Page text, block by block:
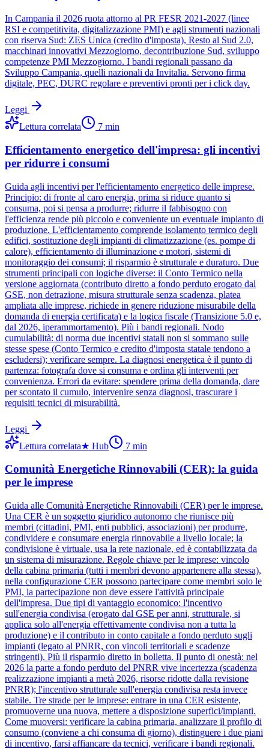
In Campania il 2026 ruota attorno al PR FESR 2021-2027 (linee
RSI e competitivita, digitalizzazione PMI) e agli strumenti nazionali
con riserva Sud: ZES Unica (credito d'imposta), Resto al Sud 2.0,
macchinari innovativi Mezzogiorno, decontribuzione Sud, sviluppo
competenze PMI Mezzogiorno. I bandi regionali passano da
Sviluppo Campania, quelli nazionali da Invitalia. Servono firma
digitale, PEC, DURC regolare e preventivi pronti per i click day.
Leggi
Lettura correlata
7 min
Efficientamento energetico dell'impresa: gli incentivi
per ridurre i consumi
Guida agli incentivi per l'efficientamento energetico delle imprese.
Principio: di fronte al caro energia, prima si riduce quanto si
consuma, poi si pensa a produrre; ridurre il fabbisogno con
l'efficienza rende più piccolo e conveniente un eventuale impianto di
produzione. L'efficientamento comprende isolamento termico degli
edifici, sostituzione degli impianti di climatizzazione (es. pompe di
calore), efficientamento di illuminazione e motori, sistemi di
monitoraggio dei consumi; il risparmio è strutturale e duraturo. Due
strumenti principali con logiche diverse: il Conto Termico nella
versione aggiornata (contributo diretto a fondo perduto erogato dal
GSE, non detrazione, misura strutturale senza scadenza, platea
ampliata alle imprese, richiede in genere riduzione misurabile della
domanda di energia certificata) e la logica fiscale (Transizione 5.0 e,
dal 2026, iperammortamento). Più i bandi regionali. Nodo
cumulabilità: di norma due incentivi statali non si sommano sulle
stesse spese (Conto Termico e credito d'imposta statale tendono a
escludersi); verificare sempre. La diagnosi energetica è il punto di
partenza: fotografa dove si consuma e ordina gli interventi per
convenienza. Errori da evitare: spendere prima della domanda, dare
per scontato il cumulo, intervenire senza diagnosi, trascurare i
requisiti tecnici di misurabilità.
Leggi
Lettura correlata★ Hub 7 min
Comunità Energetiche Rinnovabili (CER): la guida
per le imprese
Guida alle Comunità Energetiche Rinnovabili (CER) per le imprese.
Una CER è un soggetto giuridico autonomo che riunisce più
membri (cittadini, PMI, enti pubblici, associazioni) per produrre,
condividere e consumare energia rinnovabile a livello locale; la
condivisione è virtuale, usa la rete nazionale, ed è contabilizzata da
un sistema di misurazione. Regole chiave per le imprese: vincolo
della cabina primaria (tutti i membri devono appartenere alla stessa),
nella configurazione CER possono partecipare come membri solo le
PMI, la partecipazione non deve essere l'attività principale
dell'impresa. Due tipi di vantaggio economico: l'incentivo
sull'energia condivisa (erogato dal GSE per anni, strutturale, si
applica solo all'energia effettivamente condivisa non a tutta la
produzione) e il contributo in conto capitale a fondo perduto sugli
impianti (legato al PNRR, con vincoli territoriali e scadenze
stringenti). Più il risparmio diretto in bolletta. Il punto di onestà: nel
2026 la parte a fondo perduto del PNRR vive incertezza (scadenza
realizzazione impianti a metà 2026, risorse ridotte dalla revisione
PNRR); l'incentivo strutturale sull'energia condivisa resta invece
stabile. Tre strade per le imprese: entrare in una CER esistente,
promuoverne una nuova, mettere a disposizione superfici/impianti.
Come muoversi: verificare la cabina primaria, analizzare il profilo di
consumo (conviene a chi consuma di giorno), distinguere i due piani
di incentivo, farsi affiancare da tecnici, verificare i bandi regionali.